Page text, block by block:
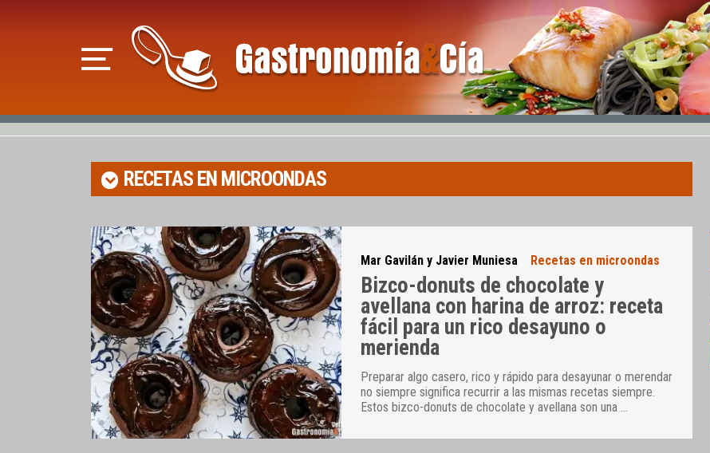
RECETAS EN MICROONDAS
Mar Gavilán y Javier Muniesa Recetas en microondas
Bizco-donuts de chocolate y
avellana con harina de arroz: receta
fácil para un rico desayuno o
merienda
Preparar algo casero, rico y rápido para desayunar o merendar
no siempre significa recurrir a las mismas recetas siempre.
Estos bizco-donuts de chocolate y avellana son una …